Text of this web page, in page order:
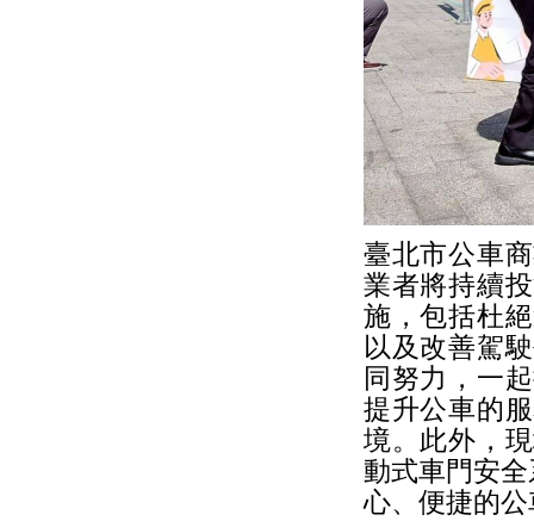
臺北市公車
業者將持續
施，包括杜
以及改善駕
同努力，一
提升公車的
境。此外，
動式車門安
心、便捷的